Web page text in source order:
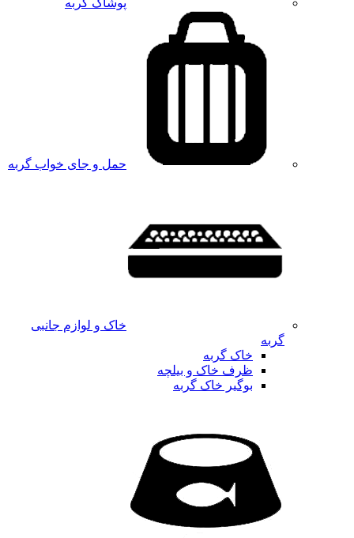
پوشاک گربه
حمل و جای خواب گربه
خاک و لوازم جانبی
گربه
خاک گربه
ظرف خاک و بیلچه
بوگیر خاک گربه